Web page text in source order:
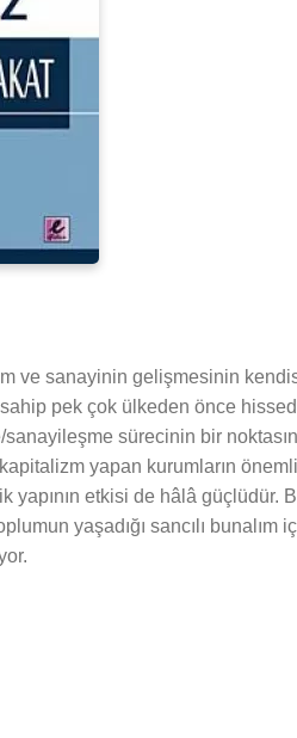
ve sanayinin gelişmesinin
pek çok ülkeden önce
sürecinin bir
yapan kurumların
yapının etkisi de hâlâ güçlüdür.
yaşadığı sancılı